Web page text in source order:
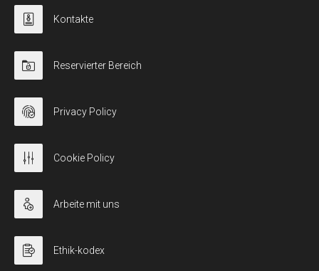
Kontakte
Reservierter Bereich
Privacy Policy
Cookie Policy
Arbeite mit uns
Ethik-kodex